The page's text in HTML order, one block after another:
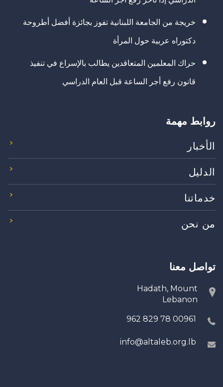
خريجة من الجامعة اللبنانية تفوز بجائزة أفضل أطروحة
دكتوراه عربية حول المرأة
حراك المعلمين المتعاقدين يطالب بالإسراع في تنفيذ
قانون رفع أجر الساعة قبل العام الدراسي
روابط مهمة
الأخبار
الدليل
خدماتنا
من نحن
تواصل معنا
Hadath, Mount
Lebanon
00961 78 829 962
info@altaleb.org.lb